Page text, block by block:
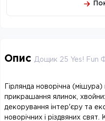
Опис Дощик 25 Yes! Fun
Гірлянда новорічна
прикрашання ялинок,
декорування інтер'єру та
новорічних і різдвяних свят.